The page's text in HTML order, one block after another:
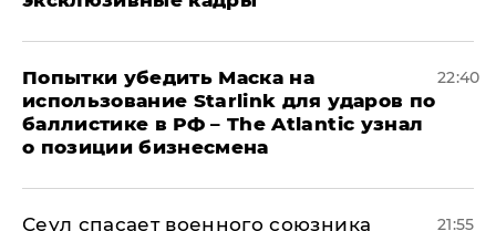
Попытки убедить Маска на
использование Starlink для ударов по
баллистике в РФ – The Atlantic узнал
о позиции бизнесмена
22:40
​Сеул спасает военного союзника 21:55